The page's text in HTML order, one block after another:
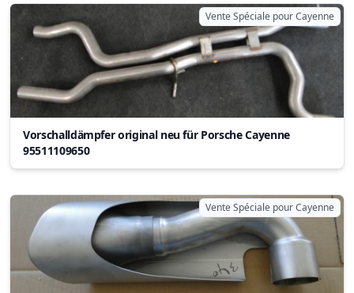
Vente Spéciale pour Cayenne
Vorschalldämpfer original neu für Porsche Cayenne
95511109650
Vente Spéciale pour Cayenne